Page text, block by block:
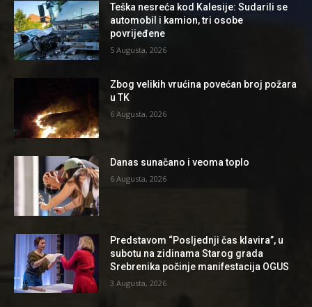
Teška nesreća kod Kalesije: Sudarili se
automobil i kamion, tri osobe
povrijeđene
5 Augusta, 2026
Zbog velikih vrućina povećan broj požara
u TK
6 Augusta, 2026
Danas sunačano i veoma toplo
6 Augusta, 2026
Predstavom “Posljednji čas klavira”, u
subotu na zidinama Starog grada
Srebrenika počinje manifestacija OGUS
3 Augusta, 2026